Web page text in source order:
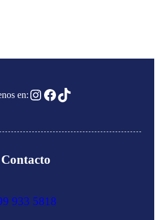
en:Instagram
Facebook
TikTok
Contacto
933 5818